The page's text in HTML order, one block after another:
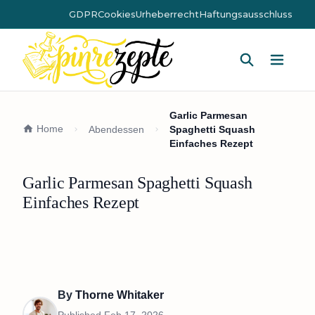
GDPRCookiesUrheberrechtHaftungsausschluss
Home Abendessen
Garlic Parmesan
Spaghetti Squash
Einfaches Rezept
Garlic Parmesan Spaghetti Squash
Einfaches Rezept
By Thorne Whitaker